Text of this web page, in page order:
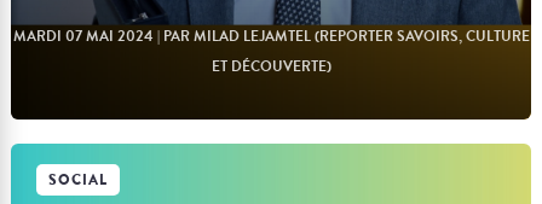
MARDI 07 MAI 2024 | PAR MILAD LEJAMTEL (REPORTER SAVOIRS, CULTURE
ET DÉCOUVERTE)
SOCIAL